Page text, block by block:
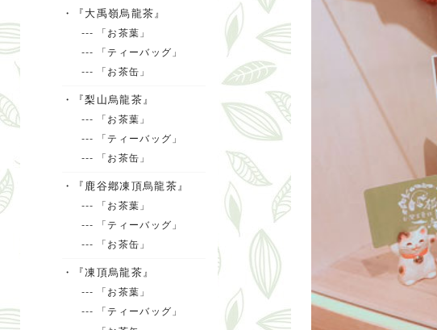
・『大禹嶺烏龍茶』
--- 「お茶葉」
--- 「ティーバッグ」
--- 「お茶缶」
・『梨山烏龍茶』
--- 「お茶葉」
--- 「ティーバッグ」
--- 「お茶缶」
・『鹿谷鄕凍頂烏龍茶』
--- 「お茶葉」
--- 「ティーバッグ」
--- 「お茶缶」
・『凍頂烏龍茶』
--- 「お茶葉」
--- 「ティーバッグ」